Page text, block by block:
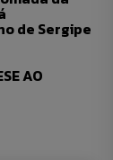
de Sergipe
AO